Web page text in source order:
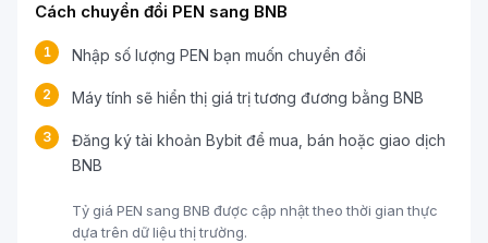
Cách chuyển đổi PEN sang BNB
1 Nhập số lượng PEN bạn muốn chuyển đổi
2 Máy tính sẽ hiển thị giá trị tương đương bằng BNB
3
Đăng ký tài khoản Bybit để mua, bán hoặc giao dịch
BNB
Tỷ giá PEN sang BNB được cập nhật theo thời gian thực
dựa trên dữ liệu thị trường.